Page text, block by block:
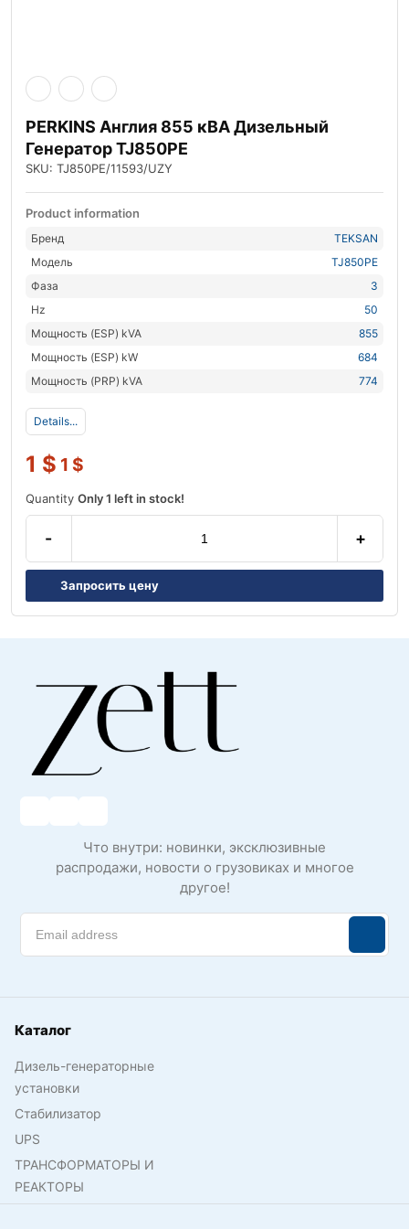
PERKINS Англия 855 кВА Дизельный
Генератор TJ850PE
SKU: TJ850PE/11593/UZY
Product information
Бренд
TEKSAN
Модель
TJ850PE
Фаза
3
Hz
50
Мощность (ESP) kVA
855
Мощность (ESP) kW
684
Мощность (PRP) kVA
774
Details...
1 $ 1 $
Quantity Only 1 left in stock!
- +
Запросить цену
Что внутри: новинки, эксклюзивные
распродажи, новости о грузовиках и многое
другое!
Каталог
Дизель-генераторные
установки
Стабилизатор
UPS
ТРАНСФОРМАТОРЫ И
РЕАКТОРЫ